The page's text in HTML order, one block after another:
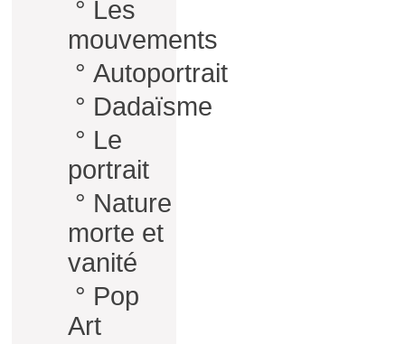
° Les
mouvements
° Autoportrait
° Dadaïsme
° Le
portrait
° Nature
morte et
vanité
° Pop
Art